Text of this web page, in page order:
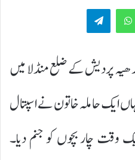
WhatsApp
پردیش کے ضلع منڈلا میں
ایک حاملہ خاتون نے اسپتال
وقت چار بچوں کو جنم دیا۔